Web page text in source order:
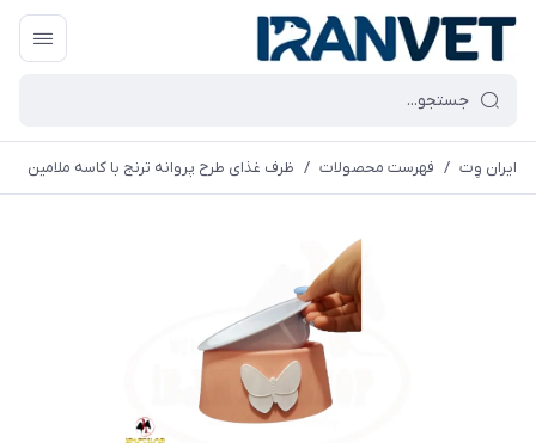
ایران وِت / فهرست محصولات / ظرف غذای طرح پروانه ترنج با کاسه ملامین